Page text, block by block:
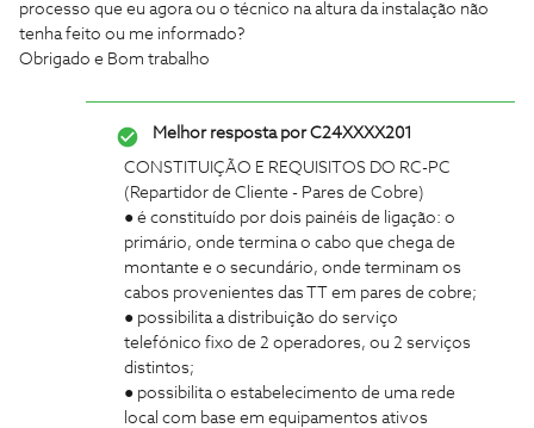
processo que eu agora ou o técnico na altura da instalação não
tenha feito ou me informado?
Obrigado e Bom trabalho
Melhor resposta porC24XXXX201
CONSTITUIÇÃO E REQUISITOS DO RC-PC
(Repartidor de Cliente - Pares de Cobre)
● é constituído por dois painéis de ligação: o
primário, onde termina o cabo que chega de
montante e o secundário, onde terminam os
cabos provenientes das TT em pares de cobre;
● possibilita a distribuição do serviço
telefónico fixo de 2 operadores, ou 2 serviços
distintos;
● possibilita o estabelecimento de uma rede
local com base em equipamentos ativos